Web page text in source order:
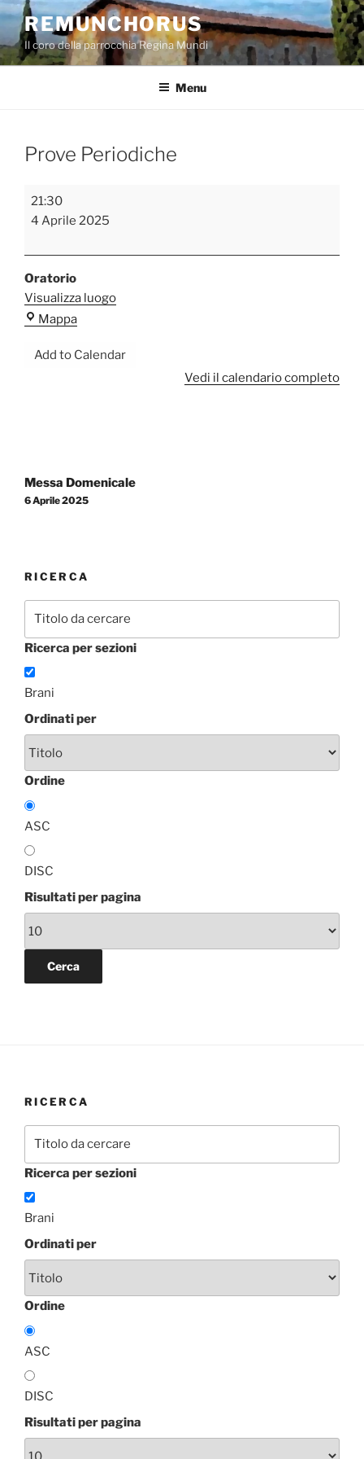
Salta
contenuto
REMUNCHORUS
Il coro della parrocchia Regina Mundi
Menu
Prove Periodiche
Prove
Periodiche
21:30
4 Aprile 2025
Oratorio
Visualizza luogo
MappaOratorio
Add to Calendar
Vedi il calendario completo
articoli
Messa Domenicale
6 Aprile 2025
RICERCA
Ricerca per sezioni
Brani
Ordinati per
Ordine
ASC
DISC
Risultati per pagina
RICERCA
Ricerca per sezioni
Brani
Ordinati per
Ordine
ASC
DISC
Risultati per pagina